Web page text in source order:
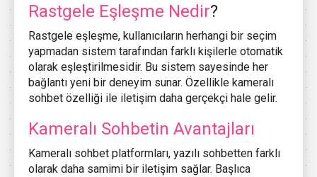
Rastgele Eşleşme Nedir?
Rastgele eşleşme, kullanıcıların herhangi bir seçim
yapmadan sistem tarafından farklı kişilerle otomatik
olarak eşleştirilmesidir. Bu sistem sayesinde her
bağlantı yeni bir deneyim sunar. Özellikle kameralı
sohbet özelliği ile iletişim daha gerçekçi hale gelir.
Kameralı Sohbetin Avantajları
Kameralı sohbet platformları, yazılı sohbetten farklı
olarak daha samimi bir iletişim sağlar. Başlıca